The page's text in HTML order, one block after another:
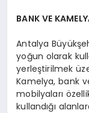
BANK VE
Antalya
yoğun olarak
yerleştirilmek
Kamelya, bank
mobilyaları
kullandığı